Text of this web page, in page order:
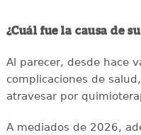
¿Cuál fue la causa de
Al parecer, desde hace
complicaciones de
atravesar por
A mediados de 2026,